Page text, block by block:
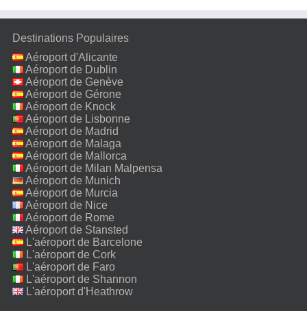
Destinations Populaires
Aéroport d'Alicante
Aéroport de Dublin
Aéroport de Genève
Aéroport de Gérone
Aéroport de Knock
Aéroport de Lisbonne
Aéroport de Madrid
Aéroport de Malaga
Aéroport de Mallorca
Aéroport de Milan Malpensa
Aéroport de Munich
Aéroport de Murcia
Aéroport de Nice
Aéroport de Rome
Fiumicino
Aéroport de Stansted
L'aéroport de Barcelone
L'aéroport de Cork
L'aéroport de Faro
L'aéroport de Shannon
L'aéroport d'Heathrow